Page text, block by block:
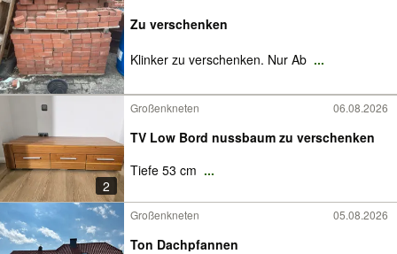
Zu verschenken
Klinker zu verschenken. Nur Ab ...
2
Großenkneten 06.08.2026
TV Low Bord nussbaum zu verschenken
Tiefe 53 cm ...
Großenkneten 05.08.2026
Ton Dachpfannen